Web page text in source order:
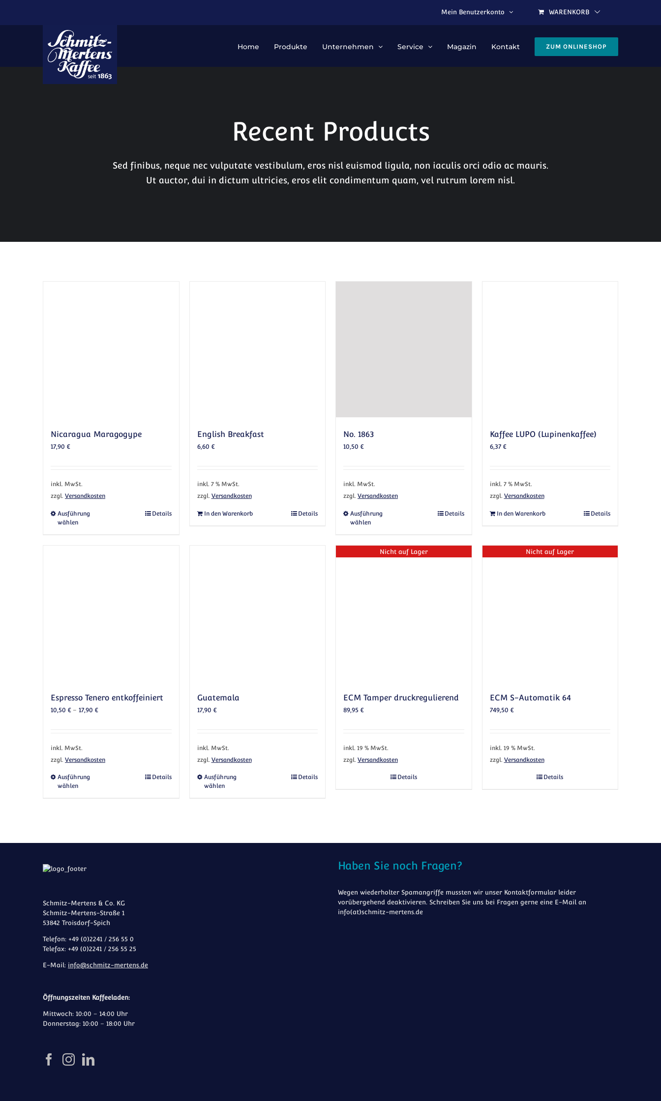
Mein Benutzerkonto
WARENKORB
Home Produkte Unternehmen Service Magazin Kontakt ZUM ONLINESHOP
Recent Products
Sed finibus, neque nec vulputate vestibulum, eros nisl euismod ligula, non iaculis orci odio ac mauris.
Ut auctor, dui in dictum ultricies, eros elit condimentum quam, vel rutrum lorem nisl.
Nicaragua Maragogype
17,90 €
inkl. MwSt.
zzgl. Versandkosten
Ausführung
wählen
Dieses Produkt weist mehrere Varianten auf. Die Optionen können auf der Produktseite gewählt werden
Details
English Breakfast
6,60 €
inkl. 7 % MwSt.
zzgl. Versandkosten
In den Warenkorb Details
No. 1863
10,50 €
inkl. MwSt.
zzgl. Versandkosten
Ausführung
wählen
Dieses Produkt weist mehrere Varianten auf. Die Optionen können auf der
Details
Kaffee LUPO (Lupinenkaffee)
6,37 €
inkl. 7 % MwSt.
zzgl. Versandkosten
In den Warenkorb Details
Espresso Tenero entkoffeiniert
10,50 €– 17,90 €
inkl. MwSt.
zzgl. Versandkosten
Ausführung
wählen
Dieses Produkt weist mehrere Varianten auf. Die Optionen können auf der Produktseite gewählt werden
Details
Guatemala
17,90 €
inkl. MwSt.
zzgl. Versandkosten
Ausführung
wählen
Dieses Produkt weist mehrere Varianten auf. Die Optionen können auf der Produktseite gewählt werden
Details
Nicht auf Lager
ECM Tamper druckregulierend
89,95 €
inkl. 19 % MwSt.
zzgl. Versandkosten
Details
Nicht auf Lager
ECM S-Automatik 64
749,50 €
inkl. 19 % MwSt.
zzgl. Versandkosten
Details
Schmitz-Mertens & Co. KG
Schmitz-Mertens-Straße 1
53842 Troisdorf-Spich
Telefon: +49 (0)2241 / 256 55 0
Telefax: +49 (0)2241 / 256 55 25
E-Mail: info@schmitz-mertens.de
Öffnungszeiten Kaffeeladen:
Mittwoch: 10:00 – 14:00 Uhr
Donnerstag: 10:00 – 18:00 Uhr
Haben Sie noch Fragen?
Wegen wiederholter Spamangriffe mussten wir unser Kontaktformular leider
vorübergehend deaktivieren. Schreiben Sie uns bei Fragen gerne eine E-Mail an
info(at)schmitz-mertens.de